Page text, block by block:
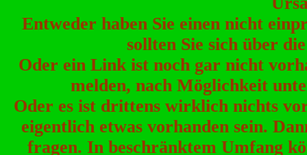
Entweder haben Sie einen nicht
sollten Sie sich über
Oder ein Link ist noch gar nicht
melden, nach Möglichkeit
Oder es ist drittens wirklich nichts
eigentlich etwas vorhanden sein.
fragen. In beschränktem Umfang